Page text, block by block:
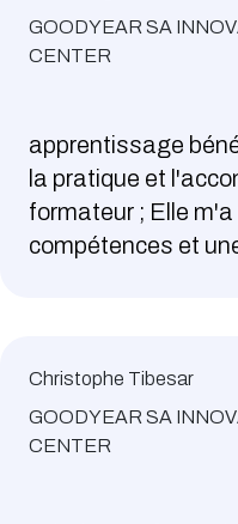
GOODYEAR SA
CENTER
apprentissage
la pratique et
formateur ; Elle
compétences et
Christophe Tibesar
GOODYEAR SA
CENTER